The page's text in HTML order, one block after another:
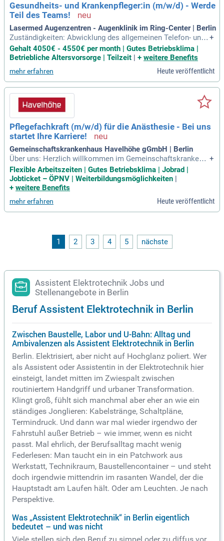
Gesundheits- und Krankenpfleger:in (m/w/d) - Werde
Teil des Teams!
Lasermed Augenzentren - Augenklinik im Ring-Center | Berlin
Zuständigkeiten: Abwicklung des allgemeinen Telefon- und
Schriftverkehrs; Assistenz bei ophthalmologischen Untersu
chungen und Augen-OP; Betreuung und Beaufsichtigung der
Patient:innen vor und nach einer Augen-OP; Optional: Unters
tützung der Stationsleitung
+
Gehalt 4050€ - 4550€ per month | Gutes Betriebsklima |
Betriebliche Altersvorsorge | Teilzeit | + weitere Benefits
mehr erfahren Heute veröffentlicht
Pflegefachkraft (m/w/d) für die Anästhesie - Bei uns
startet Ihre Karriere!
Gemeinschaftskrankenhaus Havelhöhe gGmbH | Berlin
Über uns: Herzlich willkommen im Gemeinschaftskrankenh
aus Havelhöhe gGmbH! Jährlich versorgen wir rund 13.500
Patient:innen auf etwa 400 Betten. Mit 14 Fachbereichen de
cken wir ein breites medizinisches Leistungsspektrum ab.
+
Flexible Arbeitszeiten | Gutes Betriebsklima | Jobrad |
Jobticket – ÖPNV | Weiterbildungsmöglichkeiten
+ weitere Benefits
mehr erfahren Heute veröffentlicht
1 2 3 4 5 nächste
Assistent Elektrotechnik Jobs und
Stellenangebote in Berlin
Beruf Assistent Elektrotechnik in Berlin
Zwischen Baustelle, Labor und U-Bahn: Alltag und
Ambivalenzen als Assistent Elektrotechnik in Berlin
Berlin. Elektrisiert, aber nicht auf Hochglanz poliert. Wer
als Assistent oder Assistentin in der Elektrotechnik hier
einsteigt, landet mitten im Zwiespalt zwischen
routiniertem Handgriff und urbaner Transformation.
Klingt groß, fühlt sich manchmal aber eher an wie ein
ständiges Jonglieren: Kabelstränge, Schaltpläne,
Termindruck. Und dann war mal wieder irgendwo der
Fahrstuhl außer Betrieb – wie immer, wenn es nicht
passt. Mal ehrlich, der Berufsalltag macht wenig
Federlesen: Man taucht ein in ein Patchwork aus
Werkstatt, Technikraum, Baustellencontainer – und steht
doch irgendwie mittendrin im rasanten Wandel, der die
Hauptstadt am Laufen hält. Oder am Leuchten. Je nach
Perspektive.
Was „Assistent Elektrotechnik“ in Berlin eigentlich
bedeutet – und was nicht